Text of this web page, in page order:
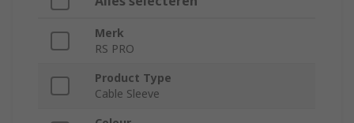
Merk
RS PRO
Product Type
Cable Sleeve